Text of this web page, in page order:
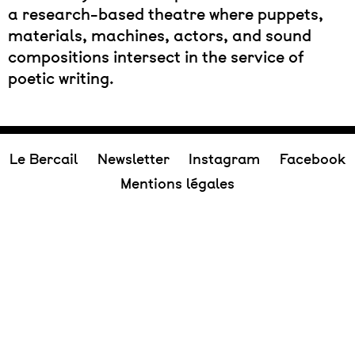
a research-based theatre where puppets,
materials, machines, actors, and sound
compositions intersect in the service of
poetic writing.
Le Bercail Newsletter Instagram
Facebook
Mentions légales